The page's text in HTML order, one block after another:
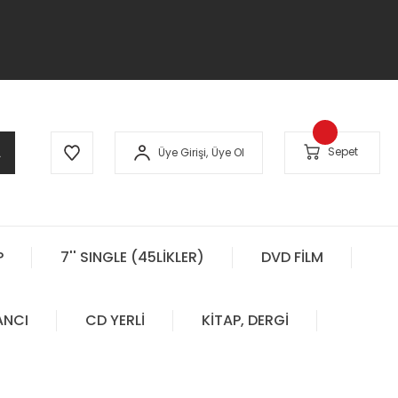
Üye Girişi, Üye Ol Sepet
7'' SINGLE (45LİKLER) DVD FİLM
CD YERLİ KİTAP, DERGİ